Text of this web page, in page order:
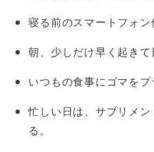
寝る前のスマートフォン
朝、少しだけ早く起きて
いつもの食事にゴマをプ
忙しい日は、サプリメ
る。